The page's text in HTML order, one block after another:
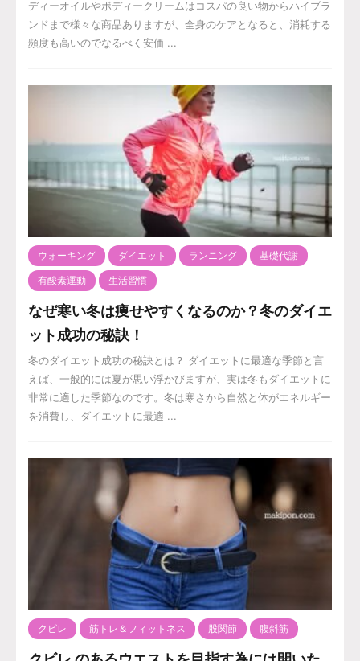
ディーオイルやボディークリームはコスパの良い物からハイブラ
ンドまで様々な商品ありますが、全身のケアとなると、消耗する
頻度も高いのでなるべく安価 ...
ウォーキング ダイエット ランニング 基礎代謝
有酸素運動 生活習慣
なぜ寒い冬は痩せやすくなるのか？冬のダイエ
ット成功の秘訣！
冬のダイエット成功の秘訣とは？ ダイエットに最適な季節と言
えば、一般的には夏が思い浮かびますが、実は冬もダイエットに
非常に適した季節なのです。冬は寒さから自然と体がエネルギー
を消費し、ダイエットに最適 ...
クビレ 筋トレ＆フィットネス 股関節 腹斜筋